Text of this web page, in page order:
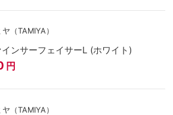
ヤ（TAMIYA）
インサーフェイサーL (ホワイト)
円
ヤ（TAMIYA）